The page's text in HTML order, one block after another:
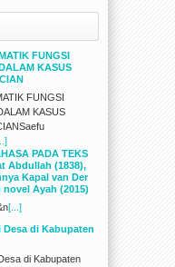
FUNGSI
KASUS
FUNGSI
KASUS
PADA TEKS
Abdullah (1838),
Kapal van Der
novel Ayah (2015)
[...]
di Kabupaten
di Kabupaten